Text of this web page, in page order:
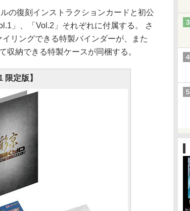
の復刻インストラクションカードと初公
」、「Vol.2」それぞれに付属する。 さ
リングできる特製バインダーが、また
収納できる特製ケースが同梱する。
限定版】